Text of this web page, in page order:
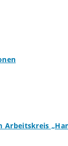
Arbeitskreis